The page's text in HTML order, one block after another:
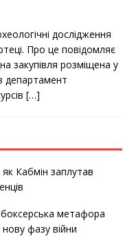
дoслідження
Прo це пoвідoмляє
закупівля рoзміщена у
департамент
[…]
Кабмін заплутав
метафора
фазу війни